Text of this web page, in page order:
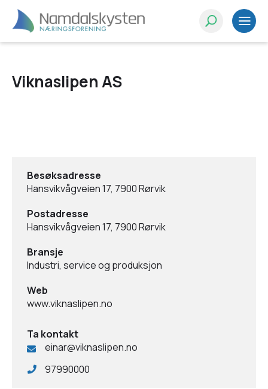
Viknaslipen AS
Besøksadresse
Hansvikvågveien 17, 7900 Rørvik
Postadresse
Hansvikvågveien 17, 7900 Rørvik
Bransje
Industri, service og produksjon
Web
www.viknaslipen.no
Ta kontakt
einar@viknaslipen.no
97990000